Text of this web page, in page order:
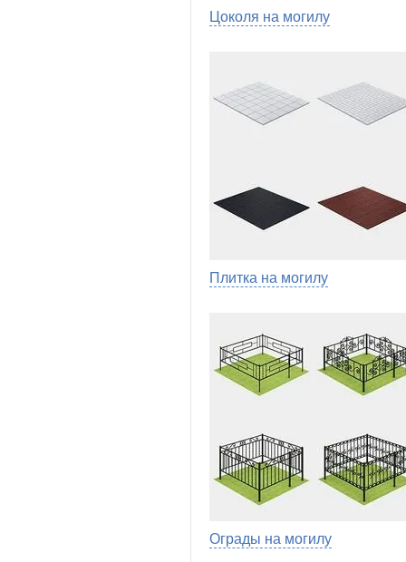
Цоколя на могилу
Плитка на могилу
Ограды на могилу